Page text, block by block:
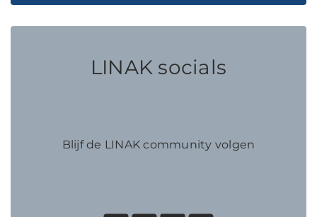
LINAK socials
Blijf de LINAK community volgen